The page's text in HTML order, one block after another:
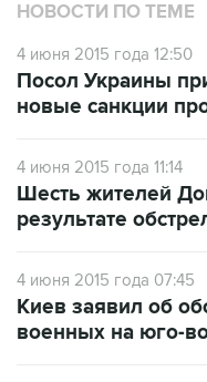
НОВОСТИ ПО ТЕМЕ
4 июня 2015 года 12:50
Посол Украины
новые санкции
4 июня 2015 года 11:14
Шесть жителей
результате
4 июня 2015 года 07:45
Киев заявил об
военных на юго-